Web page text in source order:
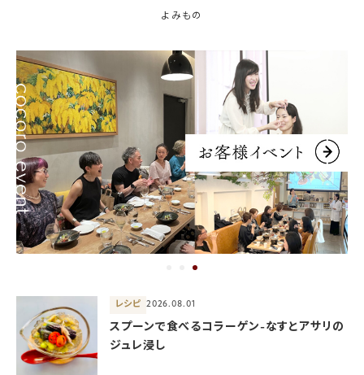
よみもの
レシピ 2026.08.01
スプーンで食べるコラーゲン-なすとアサリの
ジュレ浸し